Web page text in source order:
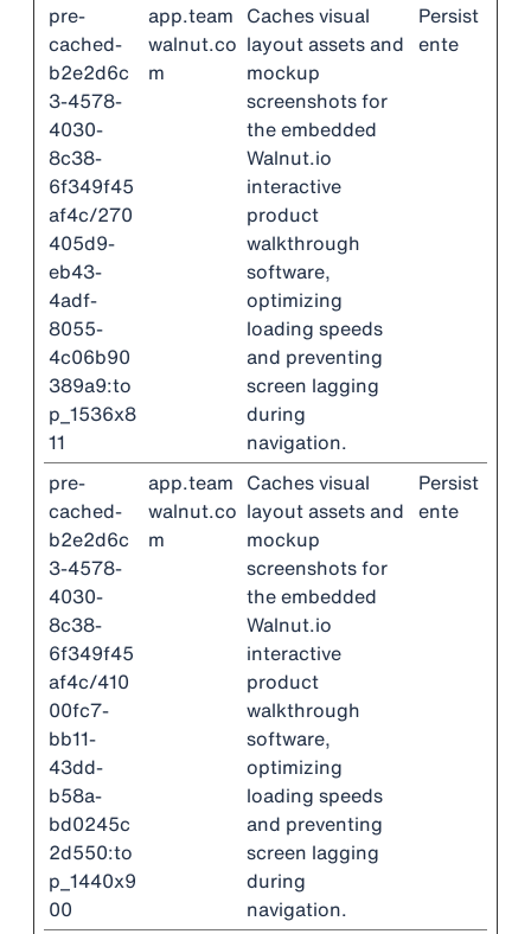
pre-
cached-
b2e2d6c
3-4578-
4030-
8c38-
6f349f45
af4c/270
405d9-
eb43-
4adf-
8055-
4c06b90
389a9:to
p_1536x8
11
app.team
walnut.co
m
Caches visual
layout assets and
mockup
screenshots for
the embedded
Walnut.io
interactive
product
walkthrough
software,
optimizing
loading speeds
and preventing
screen lagging
during
navigation.
Persist
ente
pre-
cached-
b2e2d6c
3-4578-
4030-
8c38-
6f349f45
af4c/410
00fc7-
bb11-
43dd-
b58a-
bd0245c
2d550:to
p_1440x9
00
app.team
walnut.co
m
Caches visual
layout assets and
mockup
screenshots for
the embedded
Walnut.io
interactive
product
walkthrough
software,
optimizing
loading speeds
and preventing
screen lagging
during
navigation.
Persist
ente